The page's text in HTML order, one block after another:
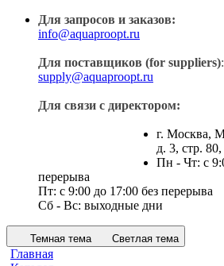
Для запросов и заказов:
info@aquaproopt.ru
Для поставщиков (for suppliers):
supply@aquaproopt.ru
Для связи с директором:
г. Москва,
д. 3, стр.
Пн - Чт: с
перерыва
Пт: с 9:00 до 17:00 без перерыва
Сб - Вс: выходные дни
Темная тема Светлая тема
Главная